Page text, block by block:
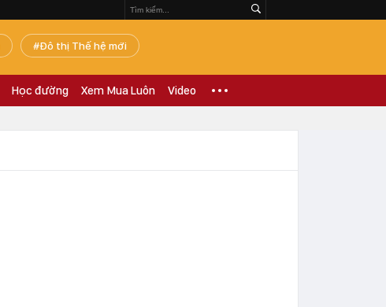
Đô thị Thế hệ mới
Học đường Xem Mua Luôn Video